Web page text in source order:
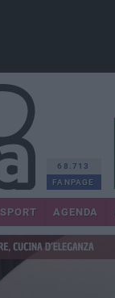
68.713
FANPAGE
SPORT AGENDA